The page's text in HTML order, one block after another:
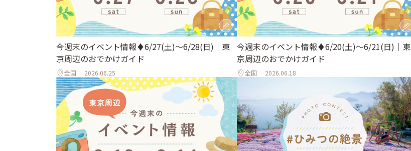
今週末のイベント情報♦︎6/27(土)〜6/28(日)｜東
京周辺のおでかけガイド
全国 2026.06.25
今週末のイベント情報♦︎6/20(土)〜6/21(日)｜東
京周辺のおでかけガイド
全国 2026.06.18